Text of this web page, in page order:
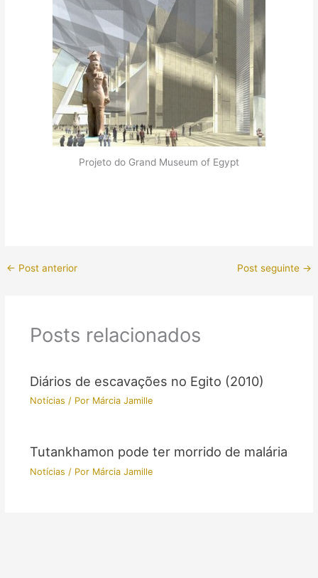
Projeto do Grand Museum of Egypt
← Post anterior Post seguinte →
Posts relacionados
Diários de escavações no Egito (2010)
Notícias / Por Márcia Jamille
Tutankhamon pode ter morrido de malária
Notícias / Por Márcia Jamille